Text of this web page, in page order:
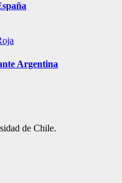
Argentina
de Chile.